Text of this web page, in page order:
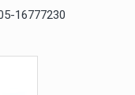
16777230